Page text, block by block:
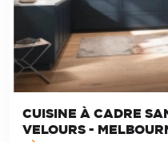
CUISINE À CADRE
VELOURS -